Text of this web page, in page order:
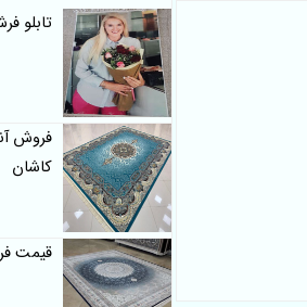
تابلو
فروش
کاشان
قیمت فرش